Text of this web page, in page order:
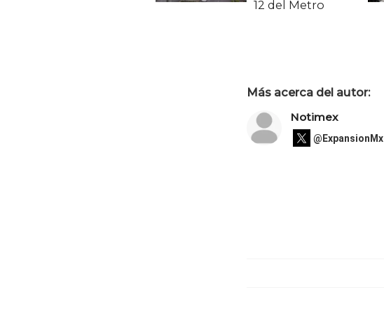
12 del Metro
Más acerca del autor:
Notimex
@ExpansionMx